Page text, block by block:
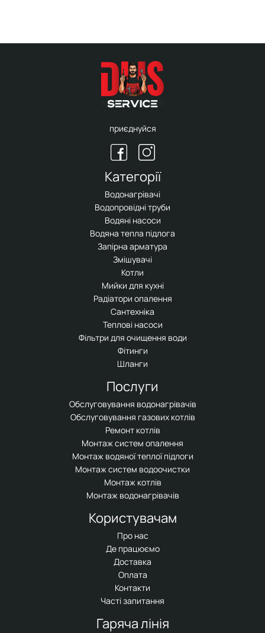
приєднуйся
Категорії
Водонагрівачі
Водопровідні труби
Водяні насоси
Водяна тепла підлога
Запірна арматура
Змішувачі
Котли
Мийки для кухні
Радіатори опалення
Сантехніка
Теплові насоси
Фільтри для очищення води
Фітинги
Шланги
Послуги
Обслуговування водонагрівачів
Обслуговування газових котлів
Ремонт котлів
Монтаж систем опалення
Монтаж водяної теплої підлоги
Монтаж систем водоочистки
Монтаж котлів
Монтаж водонагрівачів
Користувачам
Про нас
Де працюємо
Доставка
Оплата
Контакти
Часті запитання
Гаряча лінія